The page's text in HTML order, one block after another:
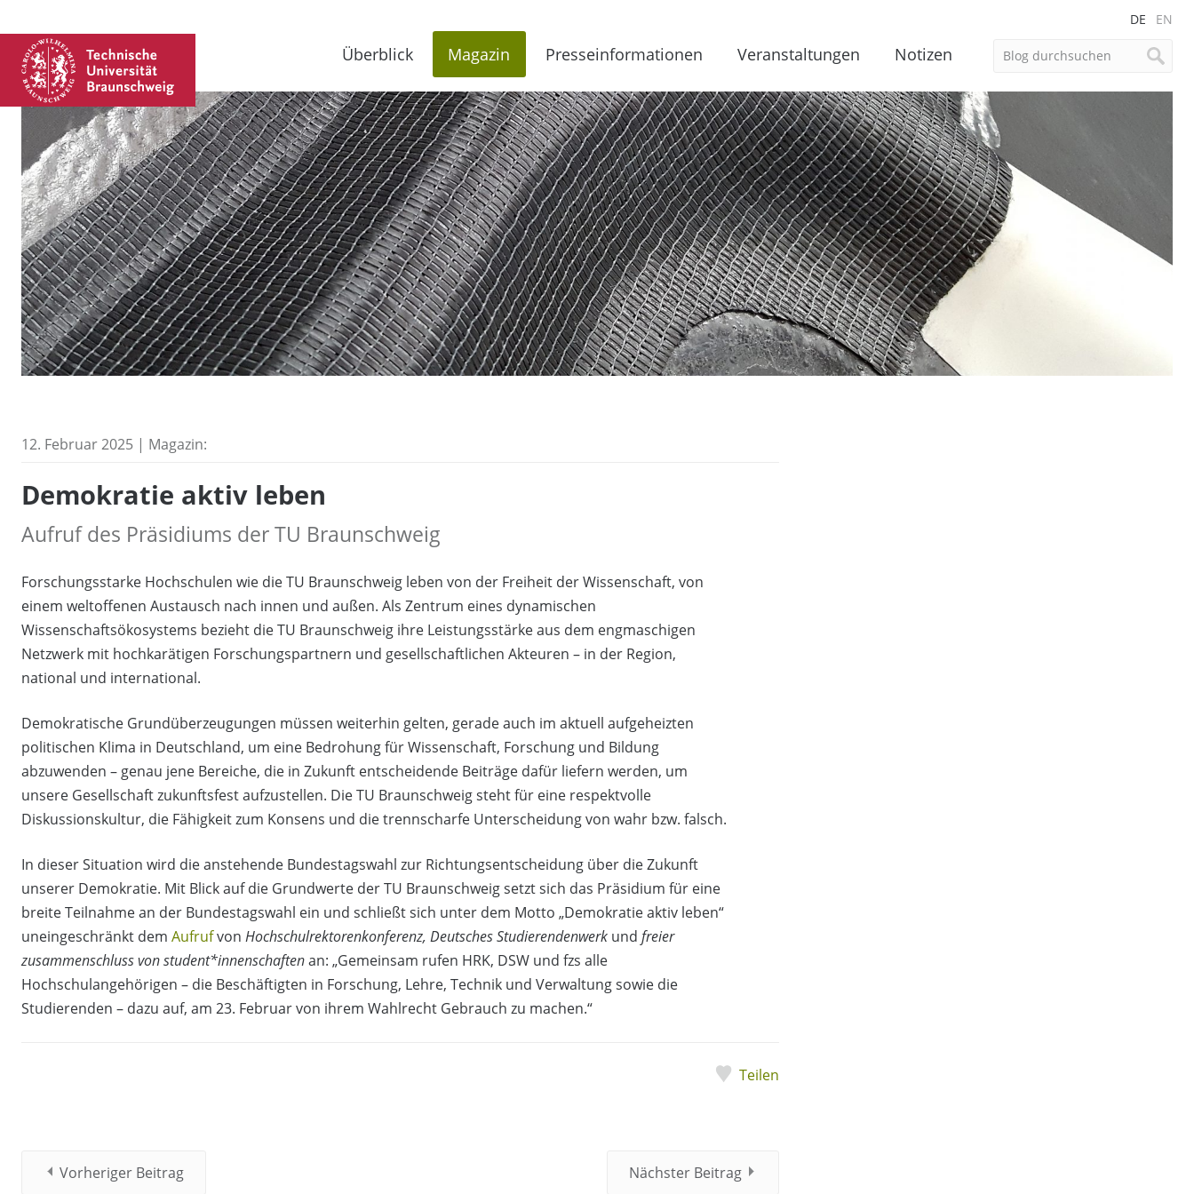
DE EN
Überblick Magazin Presseinformationen Veranstaltungen Notizen
12. Februar 2025 | Magazin:
Demokratie aktiv leben
Aufruf des Präsidiums der TU Braunschweig
Forschungsstarke Hochschulen wie die TU Braunschweig leben von der Freiheit der Wissenschaft, von
einem weltoffenen Austausch nach innen und außen. Als Zentrum eines dynamischen
Wissenschaftsökosystems bezieht die TU Braunschweig ihre Leistungsstärke aus dem engmaschigen
Netzwerk mit hochkarätigen Forschungspartnern und gesellschaftlichen Akteuren – in der Region,
national und international.
Demokratische Grundüberzeugungen müssen weiterhin gelten, gerade auch im aktuell aufgeheizten
politischen Klima in Deutschland, um eine Bedrohung für Wissenschaft, Forschung und Bildung
abzuwenden – genau jene Bereiche, die in Zukunft entscheidende Beiträge dafür liefern werden, um
unsere Gesellschaft zukunftsfest aufzustellen. Die TU Braunschweig steht für eine respektvolle
Diskussionskultur, die Fähigkeit zum Konsens und die trennscharfe Unterscheidung von wahr bzw. falsch.
In dieser Situation wird die anstehende Bundestagswahl zur Richtungsentscheidung über die Zukunft
unserer Demokratie. Mit Blick auf die Grundwerte der TU Braunschweig setzt sich das Präsidium für eine
breite Teilnahme an der Bundestagswahl ein und schließt sich unter dem Motto „Demokratie aktiv leben“
uneingeschränkt dem Aufrufvon Hochschulrektorenkonferenz, Deutsches Studierendenwerk und freier
zusammenschluss von student*innenschaftenan: „Gemeinsam rufen HRK, DSW und fzs alle
Hochschulangehörigen – die Beschäftigten in Forschung, Lehre, Technik und Verwaltung sowie die
Studierenden – dazu auf, am 23. Februar von ihrem Wahlrecht Gebrauch zu machen.“
Teilen
Vorheriger Beitrag Nächster Beitrag